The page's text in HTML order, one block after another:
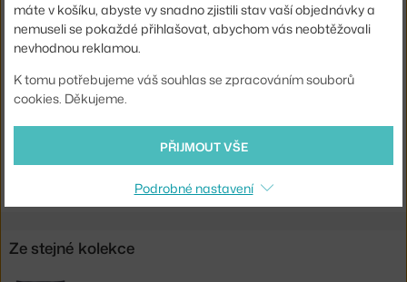
Materiál:
textilní potah, práškově lakovaná ocel
Typ pohovky:
chaise longue, modulární
Kód produktu
MUU-41902-12
Ze stejné kolekce
máte v košíku, abyste vy snadno zjistili stav vaší objednávky a
nemuseli se pokaždé přihlašovat, abychom vás neobtěžovali
nevhodnou reklamou.
K tomu potřebujeme váš souhlas se zpracováním souborů
cookies. Děkujeme.
PŘIJMOUT VŠE
Podrobné nastavení